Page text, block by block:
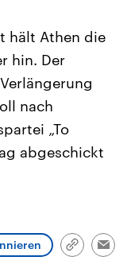
Beiträge,
und
die Vereinigten
mächtigsten Ländern
großem Einfluss auf
Weltgeschehen.
hält Athen die
hin. Der
nach
„To
abgeschickt
Link